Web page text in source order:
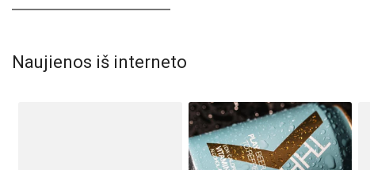
Naujienos iš interneto